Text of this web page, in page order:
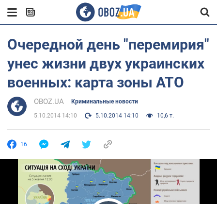
Очередной день "перемирия"
унес жизни двух украинских
военных: карта зоны АТО
OBOZ.UA Криминальные новости
5.10.2014 14:10 5.10.2014 14:10 10,6 т.
16